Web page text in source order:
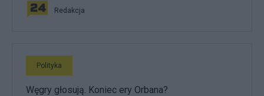
Redakcja
Polityka
Węgry głosują. Koniec ery Orbana?